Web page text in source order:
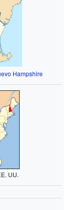
Hampshire
UU.